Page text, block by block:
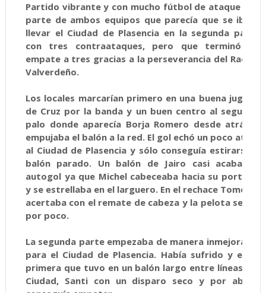
Partido vibrante y con mucho fútbol de ataque por
parte de ambos equipos que parecía que se iba a
llevar el Ciudad de Plasencia en la segunda parte
con tres contraataques, pero que terminó en
empate a tres gracias a la perseverancia del Racing
Valverdeño.
Los locales marcarían primero en una buena jugada
de Cruz por la banda y un buen centro al segundo
palo donde aparecía Borja Romero desde atrás y
empujaba el balón a la red. El gol echó un poco atrás
al Ciudad de Plasencia y sólo conseguía estirarse a
balón parado. Un balón de Jairo casi acaba en
autogol ya que Michel cabeceaba hacia su portería
y se estrellaba en el larguero. En el rechace Tomé no
acertaba con el remate de cabeza y la pelota se iba
por poco.
La segunda parte empezaba de manera inmejorable
para el Ciudad de Plasencia. Había sufrido y en la
primera que tuvo en un balón largo entre líneas del
Ciudad, Santi con un disparo seco y por abajo,